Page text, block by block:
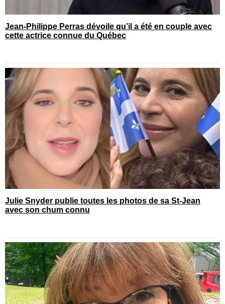
Jean-Philippe Perras dévoile qu’il a été en couple avec
cette actrice connue du Québec
Julie Snyder publie toutes les photos de sa St-Jean
avec son chum connu